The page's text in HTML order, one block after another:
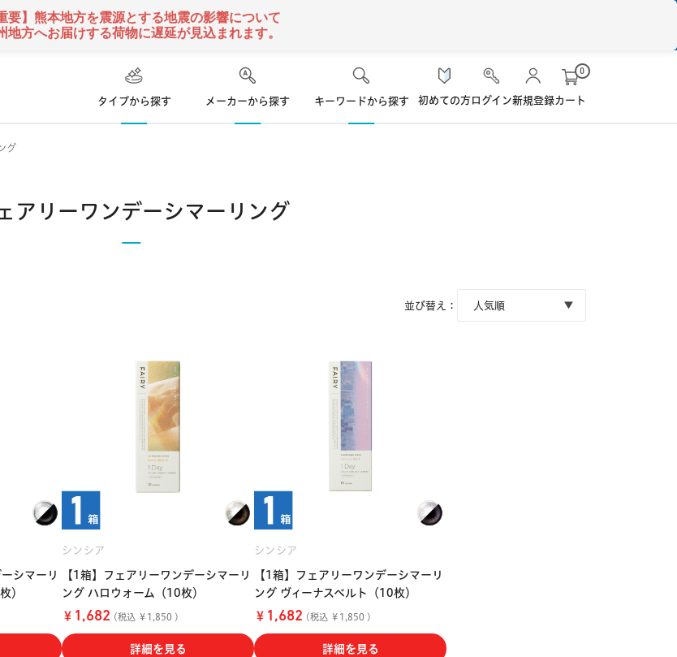
要】熊本地方を震源とする地震の影響について
地方へお届けする荷物に遅延が見込まれます。
タイプから探す メーカーから探す キーワードから探す 初めての方ログイン新規登録カート
0
乱視用コンタクトレンズ ソフト コンタクトレンズ
ョン ボシュロム 日本アルコン
グ
アリーワンデーシマーリング
並び替え：
シマーリ
）
シンシア
【1箱】フェアリーワンデーシマーリ
ング ハロウォーム（10枚）
￥ 1,682 (税込 ￥1,850 )
詳細を見る
シンシア
【1箱】フェアリーワンデーシマーリ
ング ヴィーナスベルト（10枚）
￥ 1,682 (税込 ￥1,850 )
詳細を見る